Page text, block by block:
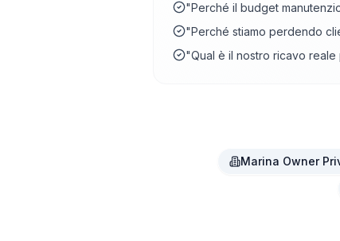
"Perché il budget
"Perché stiamo perdendo
"Qual è il nostro ricavo reale
Marina Owner